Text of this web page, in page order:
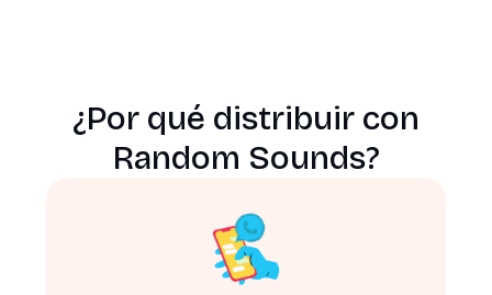
¿Por qué distribuir con
Random Sounds?